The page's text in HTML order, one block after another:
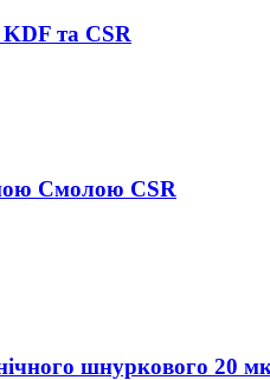
та CSR
Смолою CSR
шнуркового 20